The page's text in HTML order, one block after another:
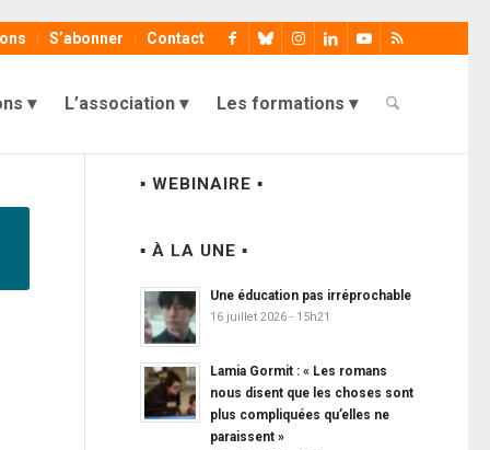
S’abonner Contact
L’association Les formations
▪ WEBINAIRE ▪
▪ À LA UNE ▪
Une éducation pas irréprochable
16 juillet 2026 - 15h21
Lamia Gormit : « Les romans
nous disent que les choses sont
plus compliquées qu’elles ne
paraissent »